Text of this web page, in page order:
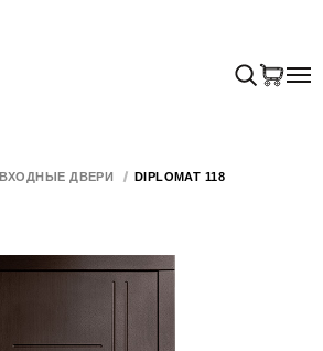
ВХОДНЫЕ ДВЕРИ DIPLOMAT 118